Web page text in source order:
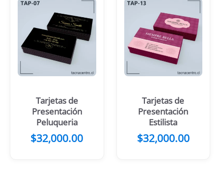
Tarjetas de
Presentación
Peluqueria
$32,000.00
Tarjetas de
Presentación
Estilista
$32,000.00